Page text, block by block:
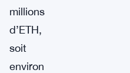
millions
d’ETH,
soit
environ